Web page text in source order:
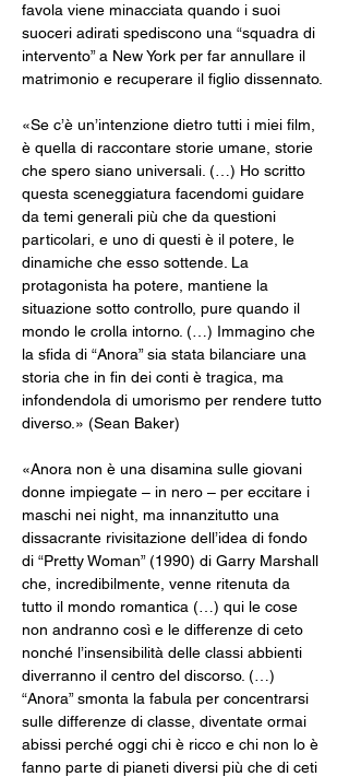
favola viene minacciata quando i suoi
suoceri adirati spediscono una “squadra di
intervento” a New York per far annullare il
matrimonio e recuperare il figlio dissennato.
«Se c’è un’intenzione dietro tutti i miei film,
è quella di raccontare storie umane, storie
che spero siano universali. (…) Ho scritto
questa sceneggiatura facendomi guidare
da temi generali più che da questioni
particolari, e uno di questi è il potere, le
dinamiche che esso sottende. La
protagonista ha potere, mantiene la
situazione sotto controllo, pure quando il
mondo le crolla intorno. (…) Immagino che
la sfida di “Anora” sia stata bilanciare una
storia che in fin dei conti è tragica, ma
infondendola di umorismo per rendere tutto
diverso.» (Sean Baker)
«Anora non è una disamina sulle giovani
donne impiegate – in nero – per eccitare i
maschi nei night, ma innanzitutto una
dissacrante rivisitazione dell’idea di fondo
di “Pretty Woman” (1990) di Garry Marshall
che, incredibilmente, venne ritenuta da
tutto il mondo romantica (…) qui le cose
non andranno così e le differenze di ceto
nonché l’insensibilità delle classi abbienti
diverranno il centro del discorso. (…)
“Anora” smonta la fabula per concentrarsi
sulle differenze di classe, diventate ormai
abissi perché oggi chi è ricco e chi non lo è
fanno parte di pianeti diversi più che di ceti